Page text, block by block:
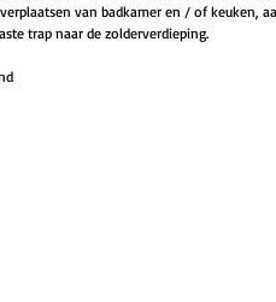
van badkamer en / of keuken,
trap naar de zolderverdieping.